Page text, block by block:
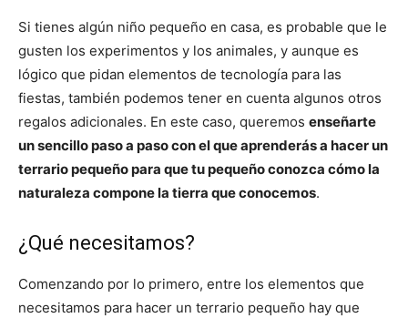
Si tienes algún niño pequeño en casa, es probable que le
gusten los experimentos y los animales, y aunque es
lógico que pidan elementos de tecnología para las
fiestas, también podemos tener en cuenta algunos otros
regalos adicionales. En este caso, queremos enseñarte
un sencillo paso a paso con el que aprenderás a hacer un
terrario pequeño para que tu pequeño conozca cómo la
naturaleza compone la tierra que conocemos.
¿Qué necesitamos?
Comenzando por lo primero, entre los elementos que
necesitamos para hacer un terrario pequeño hay que